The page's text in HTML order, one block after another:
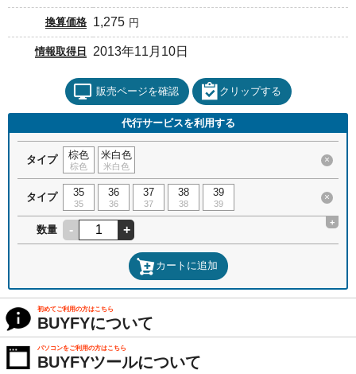
換算価格 1,275 円
情報取得日 2013年11月10日
販売ページを確認 クリップする
代行サービスを利用する
タイプ 棕色
棕色
米白色
米白色
×
タイプ 35
35
36
36
37
37
38
38
39
39
×
数量 - +
+
カートに追加
初めてご利用の方はこちら
BUYFYについて
パソコンをご利用の方はこちら
BUYFYツールについて